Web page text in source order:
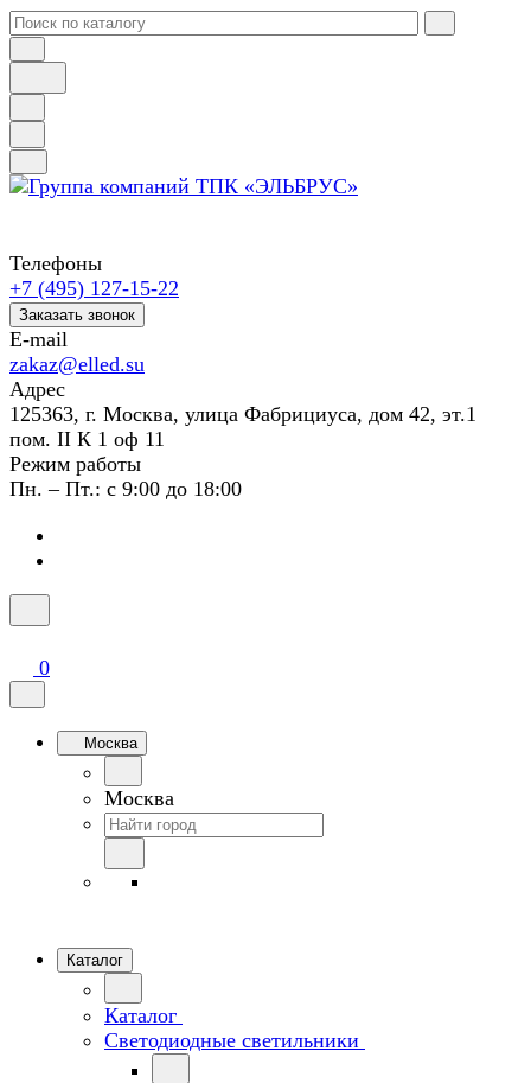
Телефоны
+7 (495) 127-15-22
Заказать звонок
E-mail
zakaz@elled.su
Адрес
125363, г. Москва, улица Фабрициуса, дом 42, эт.1
пом. II К 1 оф 11
Режим работы
Пн. – Пт.: с 9:00 до 18:00
0
Москва
Москва
Каталог
Каталог
Светодиодные светильники